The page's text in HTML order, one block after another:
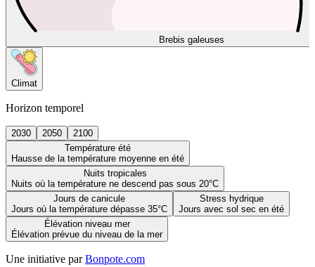
Brebis galeuses
Climat
Horizon temporel
2030 2050
2100
Température été
Hausse de la température moyenne en été
Nuits tropicales
Nuits où la température ne descend pas sous 20°C
Jours de canicule
Jours où la température dépasse 35°C
Stress hydrique
Jours avec sol sec en été
Élévation niveau mer
Élévation prévue du niveau de la mer
Une initiative par Bonpote.com